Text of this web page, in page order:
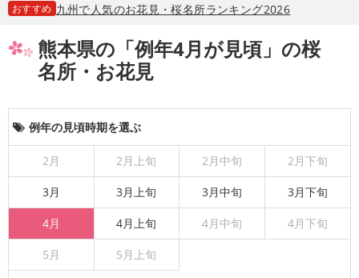
おすすめ 九州で人気のお花見・桜名所ランキング2026
熊本県の「例年4月が見頃」の桜
名所・お花見
例年の見頃時期を選ぶ
2月 2月上旬 2月中旬 2月下旬
3月 3月上旬 3月中旬 3月下旬
4月 4月上旬 4月中旬 4月下旬
5月 5月上旬